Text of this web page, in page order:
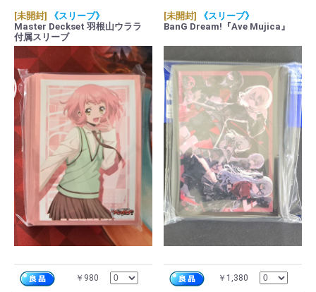
[未開封]
《スリーブ》
Master Deckset 羽根山ウララ
付属スリーブ
￥980
[未開封]
《スリーブ》
BanG Dream!『Ave Mujica』
￥1,380